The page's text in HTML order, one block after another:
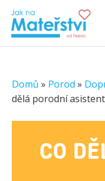
Domů » Porod »
dělá porodní
CO